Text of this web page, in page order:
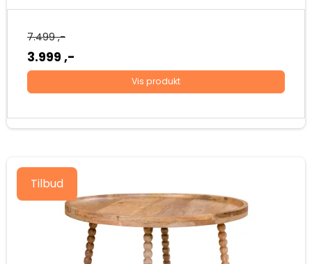
7.499 ,-
3.999 ,-
Vis produkt
Tilbud